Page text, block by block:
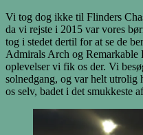
Vi tog dog ikke til Flinders
da vi rejste i 2015 var vores
tog i stedet dertil for at se de
Admirals Arch og Remarkable
oplevelser vi fik os der. Vi
solnedgang, og var helt utrolig
os selv, badet i det smukkeste